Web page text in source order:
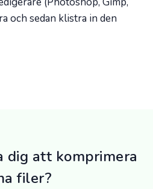
och sedan klistra in den
dig att komprimera
filer?